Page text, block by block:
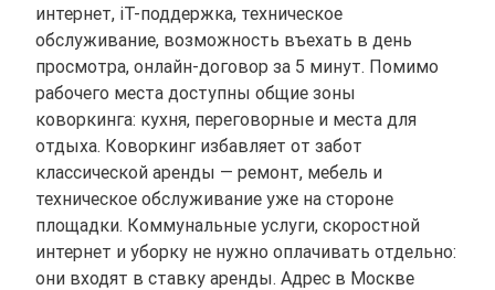
интернет, іТ-поддержка, техническое
обслуживание, возможность въехать в день
просмотра, онлайн-договор за 5 минут. Помимо
рабочего места доступны общие зоны
коворкинга: кухня, переговорные и места для
отдыха. Коворкинг избавляет от забот
классической аренды — ремонт, мебель и
техническое обслуживание уже на стороне
площадки. Коммунальные услуги, скоростной
интернет и уборку не нужно оплачивать отдельно:
они входят в ставку аренды. Адрес в Москве